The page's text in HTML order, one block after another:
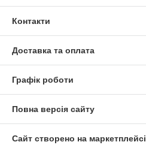
Контакти
Доставка та оплата
Графік роботи
Повна версія сайту
Сайт створено на маркетплейсі